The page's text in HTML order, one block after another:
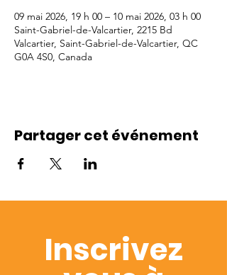
09 mai 2026, 19 h 00 – 10 mai 2026, 03 h 00
Saint-Gabriel-de-Valcartier, 2215 Bd
Valcartier, Saint-Gabriel-de-Valcartier, QC
G0A 4S0, Canada
Partager cet événement
Inscrivez